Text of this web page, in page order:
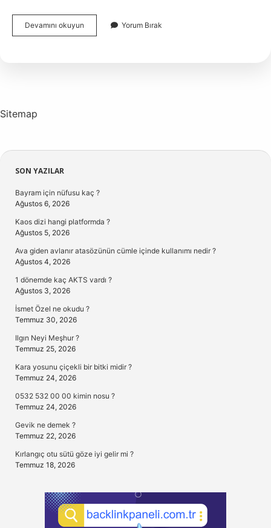
Devamını okuyun
Ve
Yorum Bırak
Sitemap
Sidebar
SON YAZILAR
Bayram için nüfusu kaç ?
Ağustos 6, 2026
Kaos dizi hangi platformda ?
Ağustos 5, 2026
Ava giden avlanır atasözünün cümle içinde kullanımı nedir ?
Ağustos 4, 2026
1 dönemde kaç AKTS vardı ?
Ağustos 3, 2026
İsmet Özel ne okudu ?
Temmuz 30, 2026
Ilgın Neyi Meşhur ?
Temmuz 25, 2026
Kara yosunu çiçekli bir bitki midir ?
Temmuz 24, 2026
0532 532 00 00 kimin nosu ?
Temmuz 24, 2026
Gevik ne demek ?
Temmuz 22, 2026
Kırlangıç otu sütü göze iyi gelir mi ?
Temmuz 18, 2026